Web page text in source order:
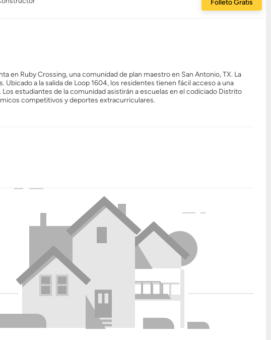
Folleto Gratis
en Ruby Crossing, una comunidad de plan maestro en San Antonio, TX. La
a la salida de Loop 1604, los residentes tienen fácil acceso a una
estudiantes de la comunidad asistirán a escuelas en el codiciado Distrito
competitivos y deportes extracurriculares.